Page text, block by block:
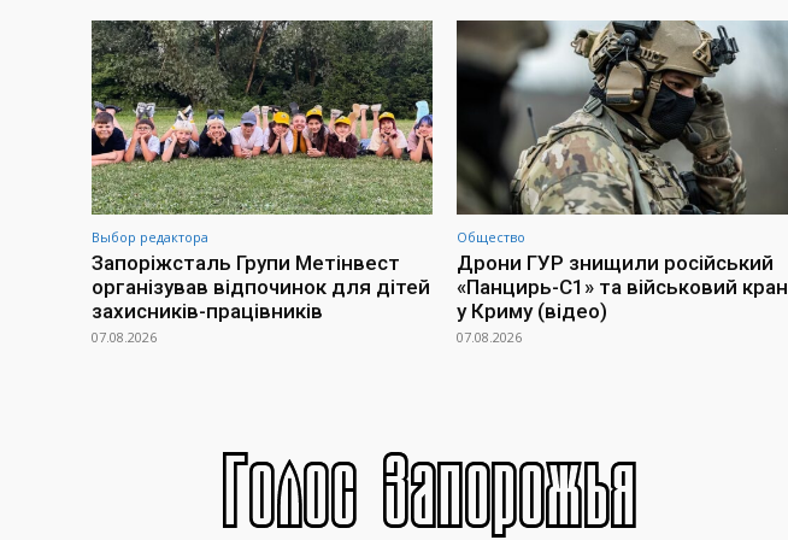
Выбор редактора
Запоріжсталь Групи Метінвест
організував відпочинок для дітей
захисників-працівників
07.08.2026
Общество
Дрони ГУР знищили російський
«Панцирь-С1» та військовий кран
у Криму (відео)
07.08.2026